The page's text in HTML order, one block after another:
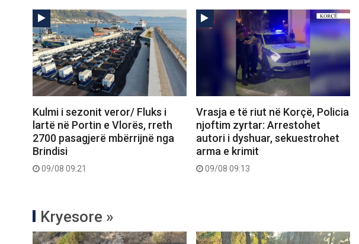
Kulmi i sezonit veror/ Fluks i
lartë në Portin e Vlorës, rreth
2700 pasagjerë mbërrijnë nga
Brindisi
09/08 09:21
Vrasja e të riut në Korçë, Policia
njoftim zyrtar: Arrestohet
autori i dyshuar, sekuestrohet
arma e krimit
09/08 09:13
Kryesore »